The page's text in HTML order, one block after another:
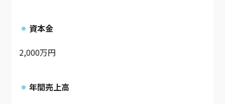
資本金
2,000万円
年間売上高